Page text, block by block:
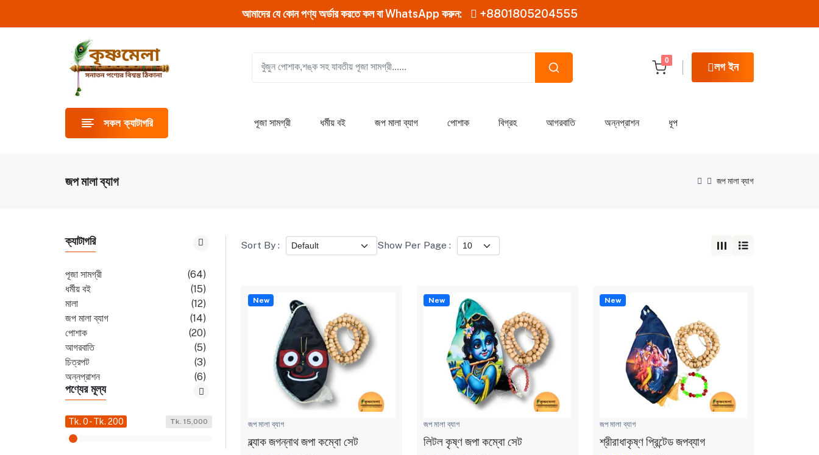
আমাদের যে কোন পণ্য অর্ডার করতে কল বা WhatsApp করুন: +8801805204555
0
লগ ইন
সকল ক্যাটাগরি পূজা সামগ্রী ধর্মীয় বই জপ মালা ব্যাগ পোশাক বিগ্রহ আগরবাতি অন্নপ্রাশন ধূপ
জপ মালা ব্যাগ জপ মালা ব্যাগ
ক্যাটাগরি
পূজা সামগ্রী
(64)
ধর্মীয় বই
(15)
মালা
(12)
জপ মালা ব্যাগ
(14)
পোশাক
(20)
আগরবাতি
(5)
চিত্রপট
(3)
অন্নপ্রাশন
(6)
বিবাহ সামগ্রী
(2)
লেডিস জুয়েলারি
(3)
ধূপ
পণ্যের মূল্য
Tk. 15,000
Tk. 0 - Tk. 200
Sort By : Show Per Page :
New
জপ মালা ব্যাগ
ব্ল্যাক জগন্নাথ জপা কম্বো সেট
New
জপ মালা ব্যাগ
লিটল কৃষ্ণ জপা কম্বো সেট
New
জপ মালা ব্যাগ
শ্রীরাধাকৃষ্ণ প্রিন্টেড জপব্যাগ